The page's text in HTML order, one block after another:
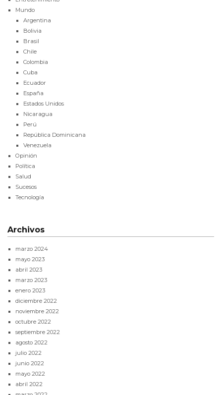
Mundo
Argentina
Bolivia
Brasil
Chile
Colombia
Cuba
Ecuador
España
Estados Unidos
Nicaragua
Perú
República Dominicana
Venezuela
Opinión
Política
Salud
Sucesos
Tecnología
Archivos
marzo 2024
mayo 2023
abril 2023
marzo 2023
enero 2023
diciembre 2022
noviembre 2022
octubre 2022
septiembre 2022
agosto 2022
julio 2022
junio 2022
mayo 2022
abril 2022